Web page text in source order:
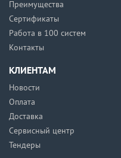
Преимущества
Сертификаты
Работа в 100 систем
Контакты
КЛИЕНТАМ
Новости
Оплата
Доставка
Сервисный центр
Тендеры